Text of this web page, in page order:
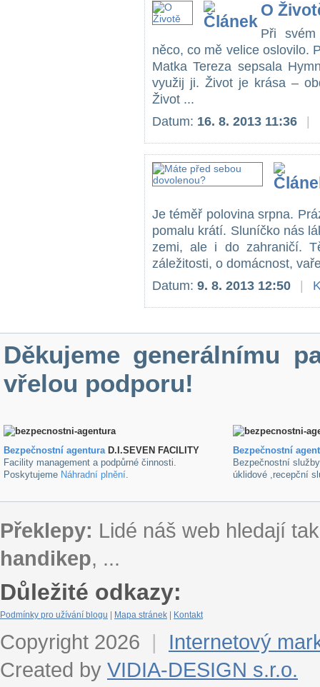
O
Při
něco, co mě velice oslovilo.
Matka Tereza sepsala
využij ji. Život je krása –
Život ...
Datum: 16. 8. 2013 11:36
Je téměř polovina srpna.
pomalu krátí. Sluníčko nás
zemi, ale i do zahraničí.
záležitosti, o domácnost,
Datum: 9. 8. 2013 12:50
Děkujeme generálnímu
vřelou podporu!
Bezpečnostní agenturaD.I.SEVEN FACILITY
Facility management a podpůrné činnosti.
Poskytujeme Náhradní plnění.
Bezpečnostní
Bezpečnostní
úklidové ,recepční
Překlepy: Lidé náš web hledají
handikep, ...
Důležité odkazy:
Podmínky pro užívání blogu Mapa stránek Kontakt
Copyright 2026 |
Internetový
Created by VIDIA-DESIGN s.r.o.